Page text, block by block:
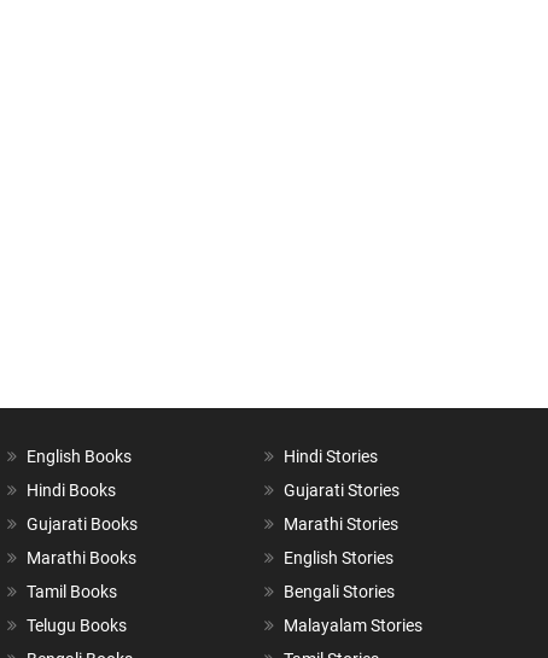
English Books
Hindi Books
Gujarati Books
Marathi Books
Tamil Books
Telugu Books
Hindi Stories
Gujarati Stories
Marathi Stories
English Stories
Bengali Stories
Malayalam Stories